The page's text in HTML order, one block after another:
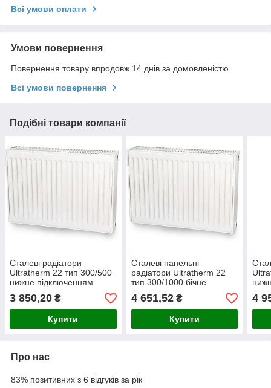
Всі умови оплати
Умови повернення
Повернення товару впродовж 14 днів за домовленістю
Всі умови повернення
Подібні товари компанії
Сталеві радіатори
Ultratherm 22 тип 300/500
нижне підключенням
3 850,20 ₴
Купити
Сталеві панельні
радіатори Ultratherm 22
тип 300/1000 бічне
під'єднання (Туреччина)
4 651,52₴
Купити
4
Про нас
83% позитивних з 6 відгуків за рік